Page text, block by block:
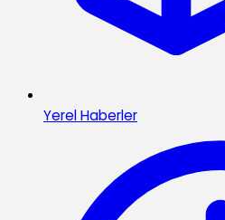
Yerel Haberler